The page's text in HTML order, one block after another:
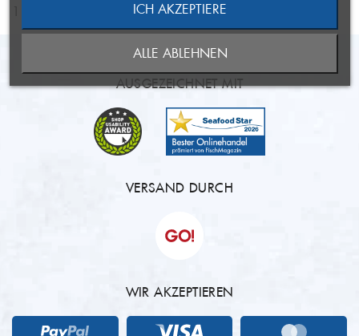
1 - 1 von 1 Artikel(n)
AUSGEZEICHNET MIT
VERSAND DURCH
WIR AKZEPTIEREN
ABBRECHEN
WUNSCHLISTE ERSTELLEN
ABBRECHEN
ANMELDEN
ALLE ABLEHNEN
ICH AKZEPTIERE